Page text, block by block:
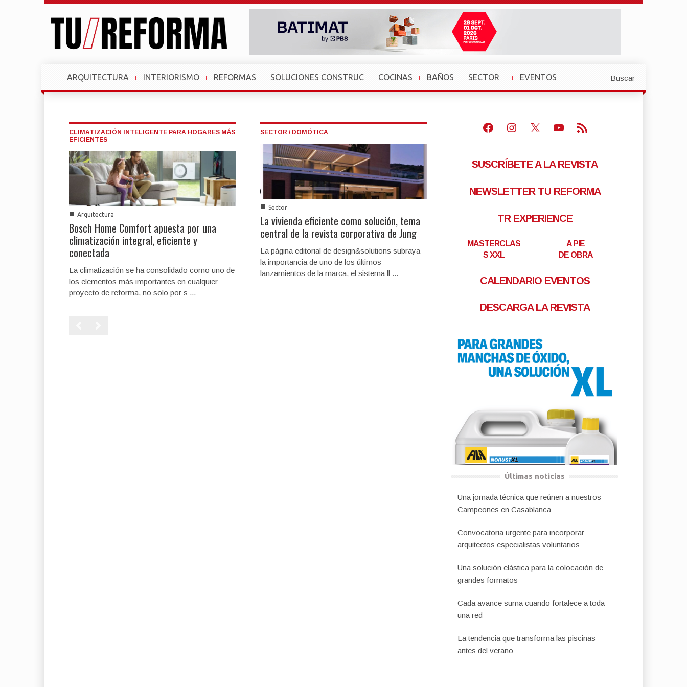
ARQUITECTURA INTERIORISMO REFORMAS SOLUCIONES CONSTRUC COCINAS BAÑOS
SECTOR
»
EVENTOS
»
Buscar
CLIMATIZACIÓN INTELIGENTE PARA HOGARES MÁS
EFICIENTES
■ Arquitectura
Bosch Home Comfort apuesta por una
climatización integral, eficiente y
conectada
La climatización se ha consolidado como uno de
los elementos más importantes en cualquier
proyecto de reforma, no solo por s ...
SECTOR / DOMÓTICA
■ Sector
La vivienda eficiente como solución, tema
central de la revista corporativa de Jung
La página editorial de design&solutions subraya
la importancia de uno de los últimos
lanzamientos de la marca, el sistema ll ...
Facebook
Instagram
X Youtube
Feed RSS
SUSCRÍBETE A LA REVISTA
NEWSLETTER TU REFORMA
TR EXPERIENCE
MASTERCLAS
S XXL
A PIE
DE OBRA
CALENDARIO EVENTOS
DESCARGA LA REVISTA
Últimas noticias
Una jornada técnica que reúnen a nuestros
Campeones en Casablanca
Convocatoria urgente para incorporar
arquitectos especialistas voluntarios
Una solución elástica para la colocación de
grandes formatos
Cada avance suma cuando fortalece a toda
una red
La tendencia que transforma las piscinas
antes del verano